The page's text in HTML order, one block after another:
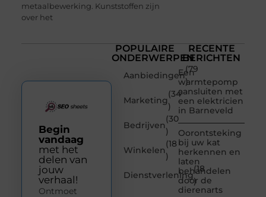
metaalbewerking. Kunststoffen zijn
over het
POPULAIRE
ONDERWERPEN
Aanbiedingen
(79
)
Marketing
(34
)
Bedrijven
(30
)
Winkelen
(18
)
Dienstverlening
(18
)
RECENTE
BERICHTEN
Een
warmtepomp
aansluiten met
een elektricien
in Barneveld
Oorontsteking
bij uw kat
herkennen en
laten
behandelen
door de
dierenarts
Begin
vandaag
met het
delen van
jouw
verhaal!
Ontmoet